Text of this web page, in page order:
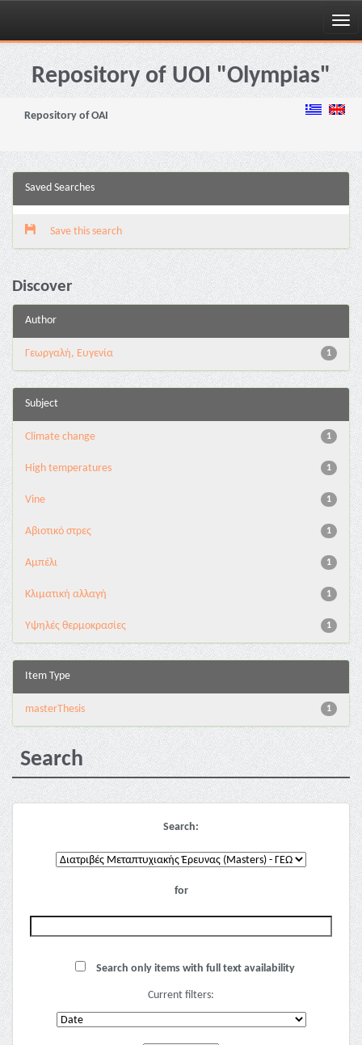
Skip
navigationRepository of UOI "Olympias"
Repository of OAI
Saved Searches
Save this search
Discover
Author
1
Γεωργαλή, Ευγενία
Subject
1
Climate change
1
High temperatures
1
Vine
1
Αβιοτικό στρες
1
Αμπέλι
1
Κλιματική αλλαγή
1
Υψηλές θερμοκρασίες
Item Type
1
masterThesis
Search
Search:
for
Search only items with full text availability
Current filters: